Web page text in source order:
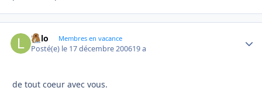
Lolo Membres en vacance
Posté(e) le 17 décembre 200619 a
de tout coeur avec vous.